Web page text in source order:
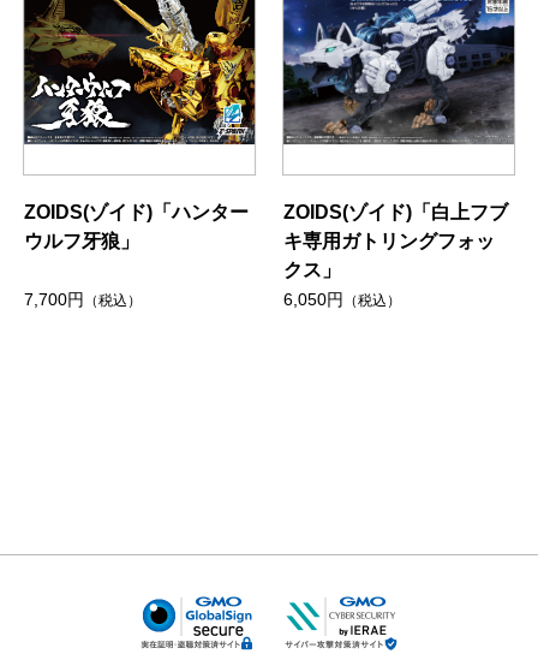
ZOIDS(ゾイド)「ハンター
ウルフ牙狼」
7,700円 （税込）
ZOIDS(ゾイド)「白上フブ
キ専用ガトリングフォッ
クス」
6,050円 （税込）